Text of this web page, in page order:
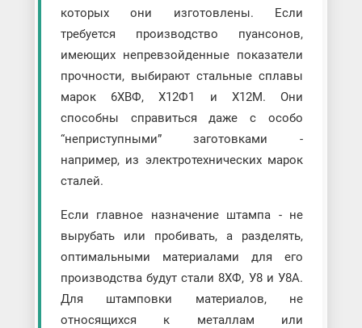
которых они изготовлены. Если
требуется производство пуансонов,
имеющих непревзойденные показатели
прочности, выбирают стальные сплавы
марок 6ХВФ, Х12Ф1 и Х12М. Они
способны справиться даже с особо
“неприступными” заготовками -
например, из электротехнических марок
сталей.
Если главное назначение штампа - не
вырубать или пробивать, а разделять,
оптимальными материалами для его
производства будут стали 8ХФ, У8 и У8А.
Для штамповки материалов, не
относящихся к металлам или